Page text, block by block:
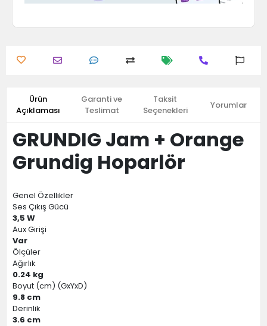
Ürün
Açıklaması
Garanti ve
Teslimat
Taksit
Seçenekleri
Yorumlar
GRUNDIG Jam + Orange
Grundig Hoparlör
Genel Özellikler
Ses Çıkış Gücü
3,5 W
Aux Girişi
Var
Ölçüler
Ağırlık
0.24 kg
Boyut (cm) (GxYxD)
9.8 cm
Derinlik
3.6 cm